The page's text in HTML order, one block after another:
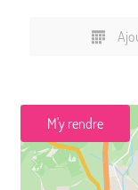
M'y rendre